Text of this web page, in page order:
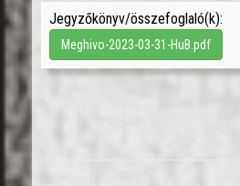
Jegyzőkönyv/összefoglaló(k):
Meghivo-2023-03-31-HuB.pdf